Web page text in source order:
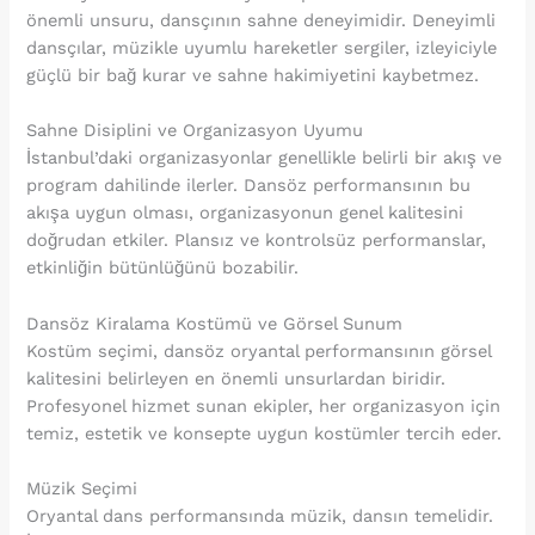
önemli unsuru, dansçının sahne deneyimidir. Deneyimli
dansçılar, müzikle uyumlu hareketler sergiler, izleyiciyle
güçlü bir bağ kurar ve sahne hakimiyetini kaybetmez.
Sahne Disiplini ve Organizasyon Uyumu
İstanbul’daki organizasyonlar genellikle belirli bir akış ve
program dahilinde ilerler. Dansöz performansının bu
akışa uygun olması, organizasyonun genel kalitesini
doğrudan etkiler. Plansız ve kontrolsüz performanslar,
etkinliğin bütünlüğünü bozabilir.
Dansöz Kiralama Kostümü ve Görsel Sunum
Kostüm seçimi, dansöz oryantal performansının görsel
kalitesini belirleyen en önemli unsurlardan biridir.
Profesyonel hizmet sunan ekipler, her organizasyon için
temiz, estetik ve konsepte uygun kostümler tercih eder.
Müzik Seçimi
Oryantal dans performansında müzik, dansın temelidir.